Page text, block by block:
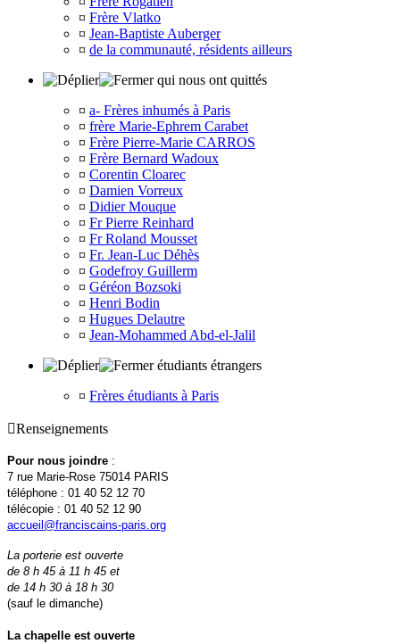
¤ Frère Vlatko
¤ Jean-Baptiste Auberger
¤ de la communauté, résidents ailleurs
qui nous ont quittés
¤ a- Frères inhumés à Paris
¤ frère Marie-Ephrem Carabet
¤ Frère Pierre-Marie CARROS
¤ Frère Bernard Wadoux
¤ Corentin Cloarec
¤ Damien Vorreux
¤ Didier Mouque
¤ Fr Pierre Reinhard
¤ Fr Roland Mousset
¤ Fr. Jean-Luc Déhès
¤ Godefroy Guillerm
¤ Géréon Bozsoki
¤ Henri Bodin
¤ Hugues Delautre
¤ Jean-Mohammed Abd-el-Jalil
étudiants étrangers
¤ Frères étudiants à Paris
Renseignements
Pour nous joindre :
7 rue Marie-Rose 75014 PARIS
téléphone : 01 40 52 12 70
télécopie : 01 40 52 12 90
accueil@franciscains-paris.org
La porterie est ouverte
de 8 h 45 à 11 h 45 et
de 14 h 30 à 18 h 30
(sauf le dimanche)
La chapelle est ouverte